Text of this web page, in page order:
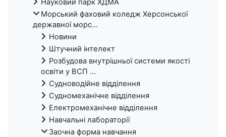
Науковий парк ХДМА
Морський фаховий коледж Херсонської
державної морс...
Новини
Штучний інтелект
Розбудова внутрішньої системи якості
освіти у ВСП ...
Судноводійне відділення
Судномеханічне відділення
Електромеханічне відділення
Навчальні лабораторії
Заочна форма навчання